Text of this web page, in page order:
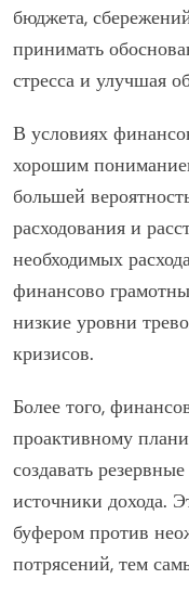
бюджета,
принимать
стресса и улучшая
В условиях
хорошим
большей
расходования и
необходимых
финансово
низкие уровни
кризисов.
Более того,
проактивному
создавать
источники дохода.
буфером против
потрясений, тем